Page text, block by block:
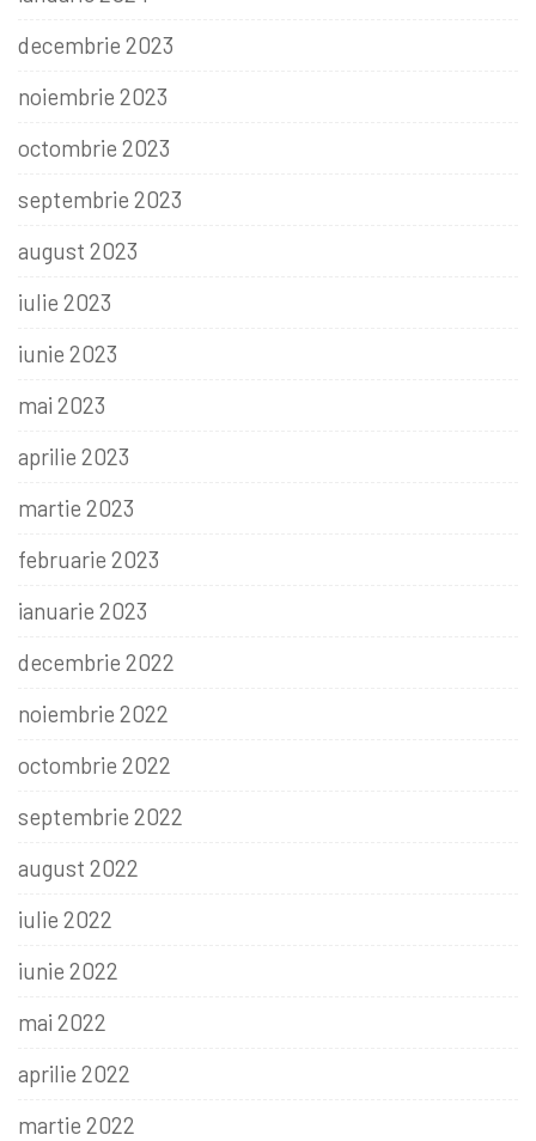
decembrie 2023
noiembrie 2023
octombrie 2023
septembrie 2023
august 2023
iulie 2023
iunie 2023
mai 2023
aprilie 2023
martie 2023
februarie 2023
ianuarie 2023
decembrie 2022
noiembrie 2022
octombrie 2022
septembrie 2022
august 2022
iulie 2022
iunie 2022
mai 2022
aprilie 2022
martie 2022